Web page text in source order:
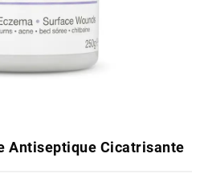
Antiseptique Cicatrisante